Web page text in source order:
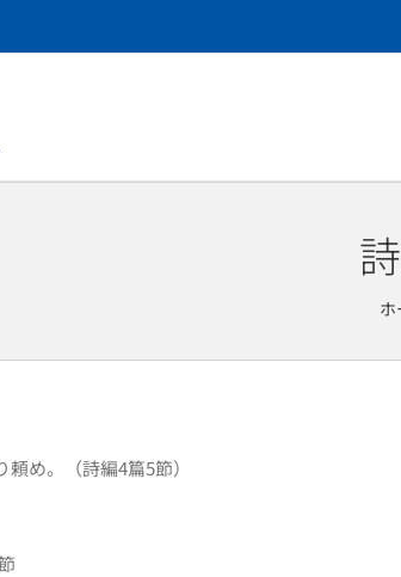
ホ
め。（詩編4篇5節）